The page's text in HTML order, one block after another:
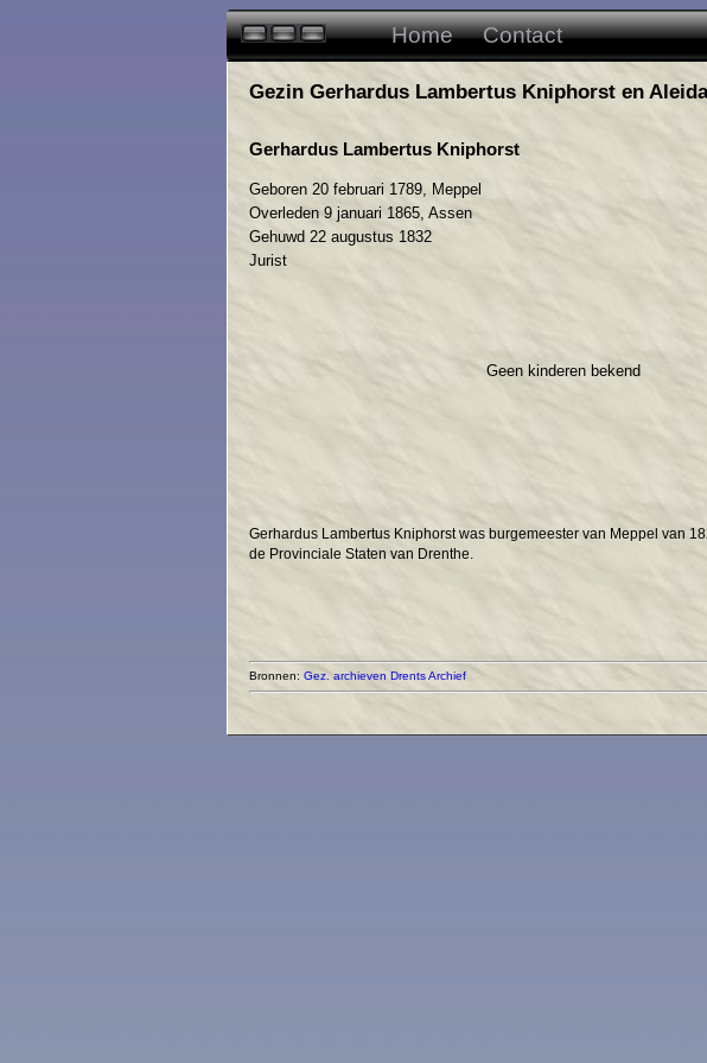
Home Contact
Gezin Gerhardus Lambertus Kniphorst en
Gerhardus Lambertus Kniphorst
Geboren 20 februari 1789, Meppel
Overleden 9 januari 1865, Assen
Gehuwd 22 augustus 1832
Jurist
Geen kinderen bekend
Gerhardus Lambertus Kniphorst was burgemeester van Meppel van
de Provinciale Staten van Drenthe.
Bronnen: Gez. archieven Drents Archief